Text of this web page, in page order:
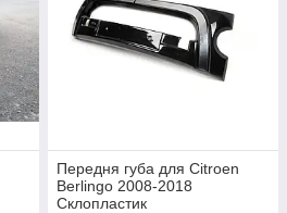
Передня губа для Citroen
Berlingo 2008-2018
Склопластик